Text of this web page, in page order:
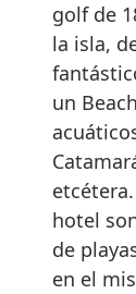
golf de
la isla,
un
hotel
de
en el